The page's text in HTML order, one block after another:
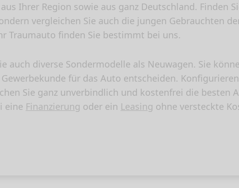
Ihrer Region sowie aus ganz Deutschland. Finden
vergleichen Sie auch die jungen Gebrauchten
Traumauto finden Sie bestimmt bei uns.
auch diverse Sondermodelle als Neuwagen. Sie
für das Auto entscheiden. Konfigurieren
Sie ganz unverbindlich und kostenfrei die besten
eine Finanzierung oder ein Leasing ohne versteckte